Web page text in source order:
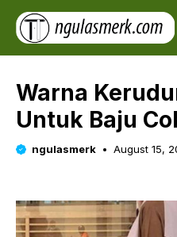
Skip
content
Warna
Untuk Baju
ngulasmerk August 15,